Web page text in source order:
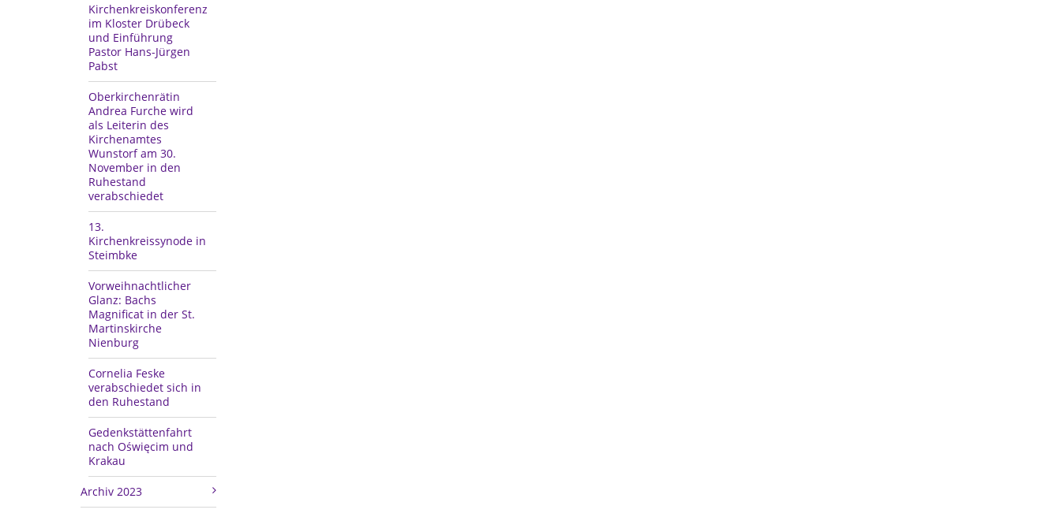
Kirchenkreiskonferenz
im Kloster Drübeck
und Einführung
Pastor Hans-Jürgen
Pabst
Oberkirchenrätin
Andrea Furche wird
als Leiterin des
Kirchenamtes
Wunstorf am 30.
November in den
Ruhestand
verabschiedet
13.
Kirchenkreissynode in
Steimbke
Vorweihnachtlicher
Glanz: Bachs
Magnificat in der St.
Martinskirche
Nienburg
Cornelia Feske
verabschiedet sich in
den Ruhestand
Gedenkstättenfahrt
nach Oświęcim und
Krakau
Archiv 2023